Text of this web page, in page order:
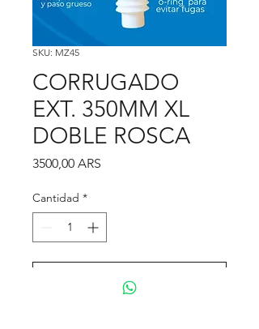
SKU: MZ45
CORRUGADO
EXT. 350MM XL
DOBLE ROSCA
3500,00 ARS
Cantidad *
Agregar al carrito